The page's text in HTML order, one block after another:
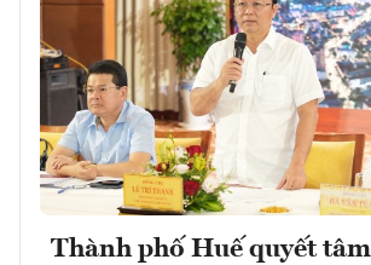
Thành phố Huế quyết